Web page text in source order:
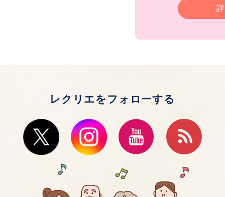
レクリエをフォローする